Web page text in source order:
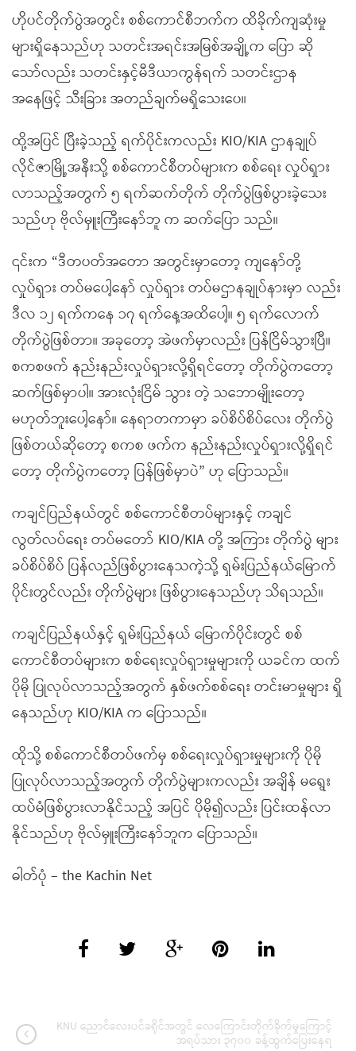
ဟိုပင်တိုက်ပွဲအတွင်း စစ်ကောင်စီဘက်က ထိခိုက်ကျဆုံးမှု
များရှိနေသည်ဟု သတင်းအရင်းအမြစ်အချို့က ပြော ဆို
သော်လည်း သတင်းနှင့်မီဒီယာကွန်ရက် သတင်းဌာန
အနေဖြင့် သီးခြား အတည်ချက်မရှိသေးပေ။
ထို့အပြင် ပြီးခဲ့သည့် ရက်ပိုင်းကလည်း KIO/KIA ဌာနချုပ်
လိုင်ဇာမြို့အနီးသို့ စစ်ကောင်စီတပ်များက စစ်ရေး လှုပ်ရှား
လာသည့်အတွက် ၅ ရက်ဆက်တိုက် တိုက်ပွဲဖြစ်ပွားခဲ့သေး
သည်ဟု ဗိုလ်မှူးကြီးနော်ဘူ က ဆက်ပြော သည်။
၎င်းက “ဒီတပတ်အတော အတွင်းမှာတော့ ကျနော်တို့
လှုပ်ရှား တပ်မပေါ့နော် လှုပ်ရှား တပ်မဌာနချုပ်နားမှာ လည်း
ဒီလ ၁၂ ရက်ကနေ ၁၇ ရက်နေ့အထိပေါ့။ ၅ ရက်လောက်
တိုက်ပွဲဖြစ်တာ။ အခုတော့ အဲဖက်မှာလည်း ပြန်ငြိမ်သွားပြီ။
စကစဖက် နည်းနည်းလှုပ်ရှားလို့ရှိရင်တော့ တိုက်ပွဲကတော့
ဆက်ဖြစ်မှာပါ။ အားလုံးငြိမ် သွား တဲ့ သဘောမျိုးတော့
မဟုတ်ဘူးပေါ့နော်။ နေရာတကာမှာ ခပ်စိပ်စိပ်လေး တိုက်ပွဲ
ဖြစ်တယ်ဆိုတော့ စကစ ဖက်က နည်းနည်းလှုပ်ရှားလို့ရှိရင်
တော့ တိုက်ပွဲကတော့ ပြန်ဖြစ်မှာပဲ” ဟု ပြောသည်။
ကချင်ပြည်နယ်တွင် စစ်ကောင်စီတပ်များနှင့် ကချင်
လွတ်လပ်ရေး တပ်မတော် KIO/KIA တို့ အကြား တိုက်ပွဲ များ
ခပ်စိပ်စိပ် ပြန်လည်ဖြစ်ပွားနေသကဲ့သို့ ရှမ်းပြည်နယ်မြောက်
ပိုင်းတွင်လည်း တိုက်ပွဲများ ဖြစ်ပွားနေသည်ဟု သိရသည်။
ကချင်ပြည်နယ်နှင့် ရှမ်းပြည်နယ် မြောက်ပိုင်းတွင် စစ်
ကောင်စီတပ်များက စစ်ရေးလှုပ်ရှားမှုများကို ယခင်က ထက်
ပိုမို ပြုလုပ်လာသည့်အတွက် နှစ်ဖက်စစ်ရေး တင်းမာမှုများ ရှိ
နေသည်ဟု KIO/KIA က ပြောသည်။
ထိုသို့ စစ်ကောင်စီတပ်ဖက်မှ စစ်ရေးလှုပ်ရှားမှုများကို ပိုမို
ပြုလုပ်လာသည့်အတွက် တိုက်ပွဲများကလည်း အချိန် မရွေး
ထပ်မံဖြစ်ပွားလာနိုင်သည့် အပြင် ပိုမို၍လည်း ပြင်းထန်လာ
နိုင်သည်ဟု ဗိုလ်မှူးကြီးနော်ဘူက ပြောသည်။
ဓါတ်ပုံ – the Kachin Net
KNU ညောင်လေးပင်ခရိုင်အတွင် လေကြောင်းတိုက်ခိုက်မှုကြောင့်
အရပ်သား ၃၇၀၀ ခန့်ထွက်ပြေးနေရ